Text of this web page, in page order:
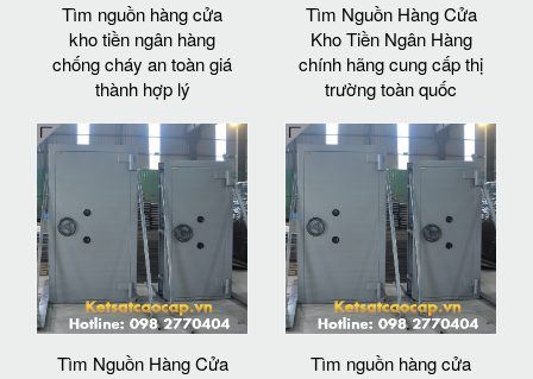
Tìm nguồn hàng cửa
kho tiền ngân hàng
chống cháy an toàn giá
thành hợp lý
Tìm Nguồn Hàng Cửa
Kho Tiền Ngân Hàng
chính hãng cung cấp thị
trường toàn quốc
Tìm Nguồn Hàng Cửa
Tìm nguồn hàng cửa